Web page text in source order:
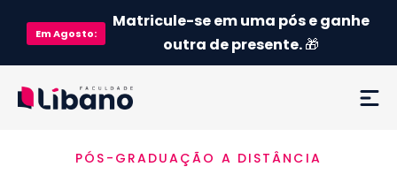
EmAgosto:
Matricule-se em uma pós e ganhe
outra de presente.🎁
EmentaPÓS-GRADUAÇÃO A DISTÂNCIA